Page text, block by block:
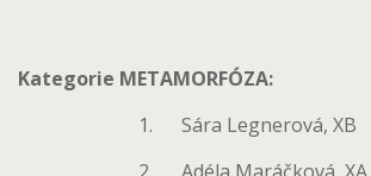
Kategorie METAMORFÓZA:
1. Sára Legnerová, XB